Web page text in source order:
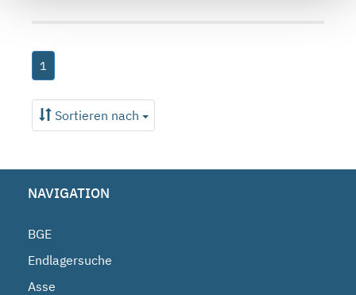
1
Sortieren nach
NAVIGATION
BGE
Endlagersuche
Asse